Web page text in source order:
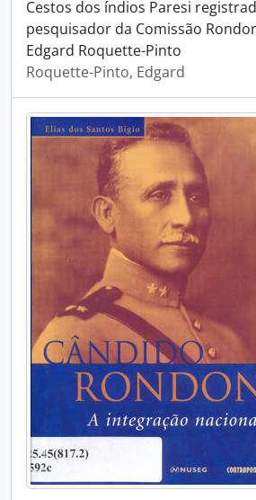
Cestos dos índios Paresi
pesquisador da Comissão
Edgard Roquette-Pinto
Roquette-Pinto, Edgard